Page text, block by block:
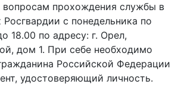
прохождения службы в
Росгвардии с понедельника по
18.00 по адресу: г. Орел,
дом 1. При себе необходимо
Российской Федерации
удостоверяющий личность.